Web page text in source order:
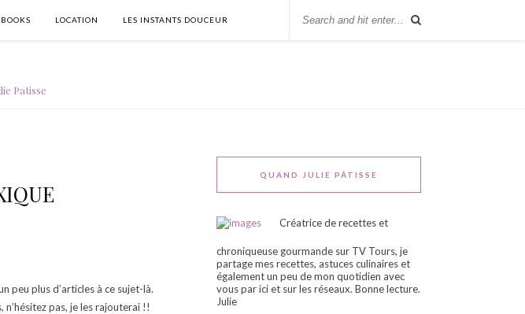
LOCATION LES INSTANTS DOUCEUR
peu plus d’articles à ce sujet-là.
pas, je les rajouterai !!
QUAND JULIE PÂTISSE
Créatrice de recettes et
chroniqueuse gourmande sur TV Tours, je
partage mes recettes, astuces culinaires et
également un peu de mon quotidien avec
vous par ici et sur les réseaux. Bonne lecture.
Julie